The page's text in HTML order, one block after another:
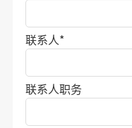
联系人*
联系人职务